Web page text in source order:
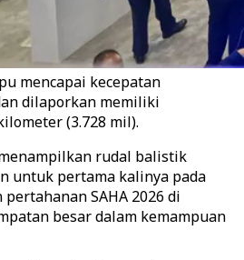
mencapai kecepatan
dilaporkan memiliki
(3.728 mil).
rudal balistik
untuk pertama kalinya pada
SAHA 2026 di
besar dalam kemampuan